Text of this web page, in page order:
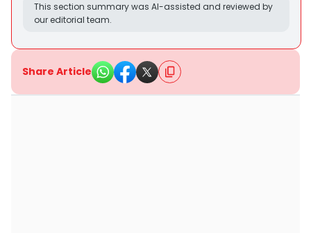
This section summary was AI-assisted and reviewed by
our editorial team.
Share Article